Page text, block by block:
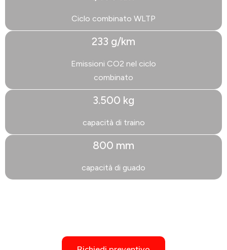
Ciclo combinato WLTP
233 g/km
Emissioni CO2 nel ciclo
combinato
3.500 kg
capacità di traino
800 mm
capacità di guado